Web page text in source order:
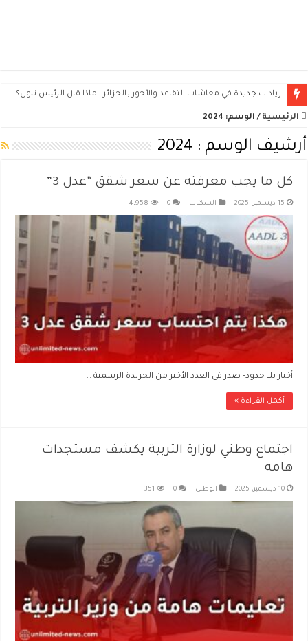
كيف تطلب سيارة فيات دوبلو بالتقسيط في الجزائر؟ الشروط والوثائق وطريقة
الرئيسية / الوسم: 2024
أرشيف الوسم : 2024
كل ما يجب معرفته عن سعر شقق “عدل 3”
15 ديسمبر، 2025 السكنات 0
4,958
أخبار بلا حدود- صدر في العدد الأخير من الجريدة الرسمية …
أكمل القراءة »
اجتماع وطني لوزارة التربية يكشف مستجدات
هامة
10 ديسمبر، 2025 الوطني 0
351